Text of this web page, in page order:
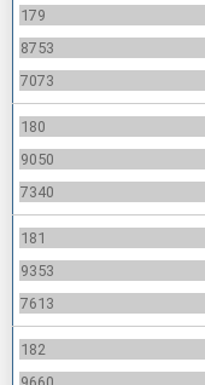
179
8753
7073
180
9050
7340
181
9353
7613
182